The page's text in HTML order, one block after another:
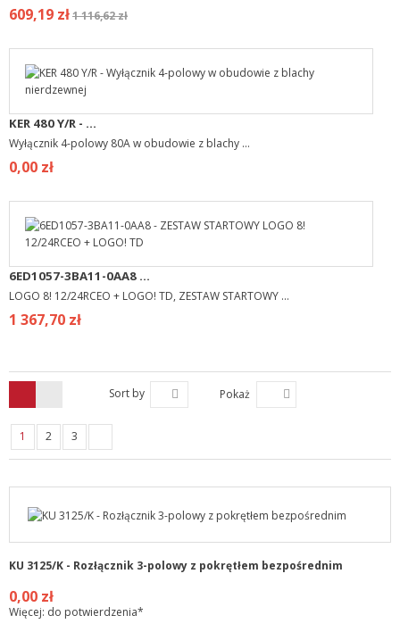
609,19 zł1 116,62 zł
KER 480 Y/R - ...
Wyłącznik 4-polowy 80A w obudowie z blachy ...
0,00 zł
6ED1057-3BA11-0AA8 ...
LOGO 8! 12/24RCEO + LOGO! TD, ZESTAW STARTOWY ...
1 367,70 zł
Sort by Pokaż
1 2 3
KU 3125/K - Rozłącznik 3-polowy z pokrętłem bezpośrednim
0,00 zł
Więcej: do potwierdzenia*